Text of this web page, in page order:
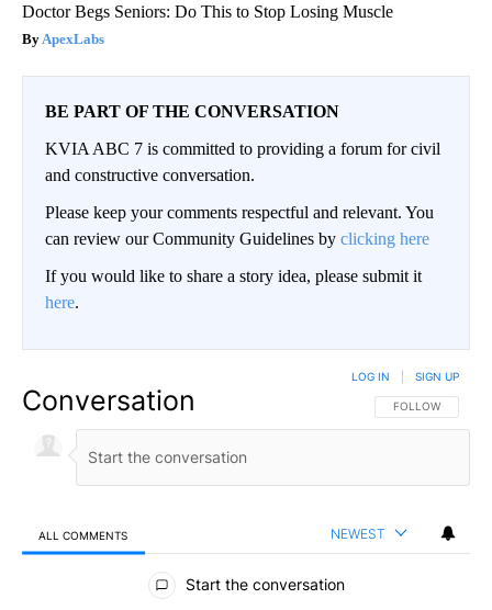
Doctor Begs Seniors: Do This to Stop Losing Muscle
ApexLabs
BE PART OF THE CONVERSATION
KVIA ABC 7 is committed to providing a forum for civil
and constructive conversation.
Please keep your comments respectful and relevant. You
can review our Community Guidelines by clicking here
If you would like to share a story idea, please submit it
here.
Conversation FOLLOW THIS
FOLLOW
LOG IN SIGN UP
ALL COMMENTS NEWEST
All Comments
Start the conversation